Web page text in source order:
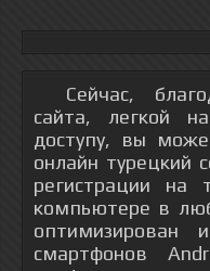
Сейчас,
сайта, легкой
доступу, вы
онлайн турецкий
регистрации на
компьютере в
смартфонов